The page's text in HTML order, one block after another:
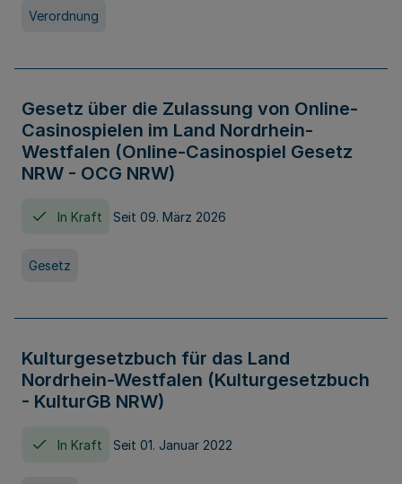
Verordnung
Gesetz über die Zulassung von Online-
Casinospielen im Land Nordrhein-
Westfalen (Online-Casinospiel Gesetz
NRW - OCG NRW)
In Kraft Seit 09. März 2026
Gesetz
Kulturgesetzbuch für das Land
Nordrhein-Westfalen (Kulturgesetzbuch
- KulturGB NRW)
In Kraft Seit 01. Januar 2022